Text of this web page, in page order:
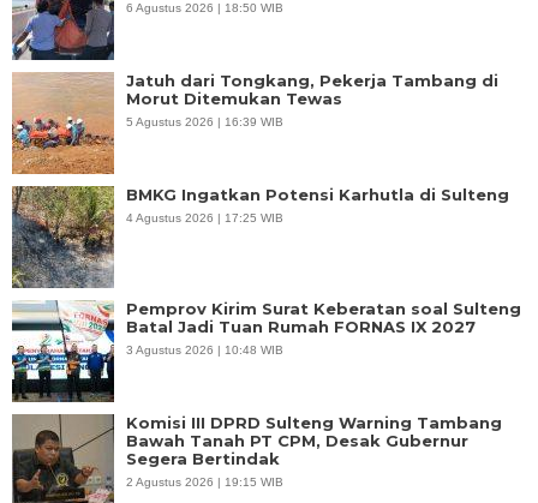
6 Agustus 2026 | 18:50 WIB
Jatuh dari Tongkang, Pekerja Tambang di
Morut Ditemukan Tewas
5 Agustus 2026 | 16:39 WIB
BMKG Ingatkan Potensi Karhutla di Sulteng
4 Agustus 2026 | 17:25 WIB
Pemprov Kirim Surat Keberatan soal Sulteng
Batal Jadi Tuan Rumah FORNAS IX 2027
3 Agustus 2026 | 10:48 WIB
Komisi III DPRD Sulteng Warning Tambang
Bawah Tanah PT CPM, Desak Gubernur
Segera Bertindak
2 Agustus 2026 | 19:15 WIB